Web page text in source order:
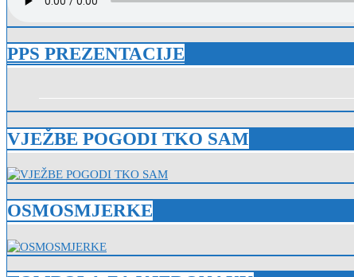
PPS PREZENTACIJE
VJEŽBE POGODI TKO SAM
OSMOSMJERKE